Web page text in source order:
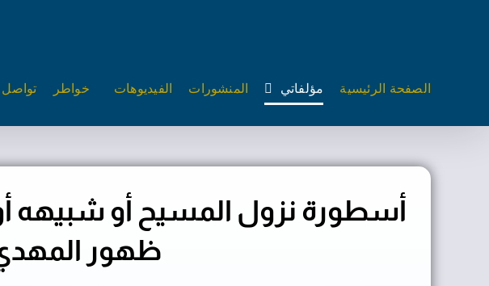
الصفحة الرئيسية مؤلفاتي المنشورات الفيديوهات خواطر تواصل
أسطورة نزول المسيح أو شبيهه
ظهور